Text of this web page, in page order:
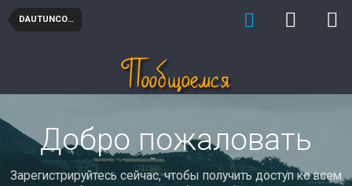
DAUTUNCOONO
Добро пожаловать
Зарегистрируйтесь сейчас, чтобы получить доступ ко всем